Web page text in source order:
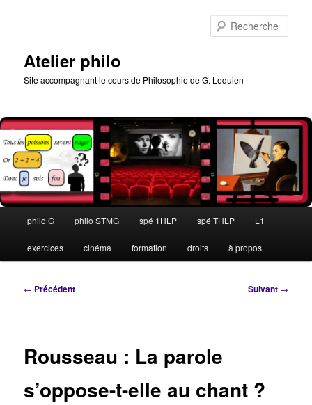
Atelier philo
Site accompagnant le cours de Philosophie de G. Lequien
principal
philo G philo STMG spé 1HLP spé THLP L1
exercices cinéma formation droits à propos
Navigation
← Précédent Suivant →
Rousseau : La parole
s’oppose-t-elle au chant ?